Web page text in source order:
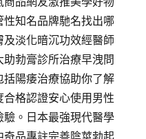
知名品牌馳名找出哪
淡化暗沉功效經醫師
勃膏診所治療早洩問
陽痿治療協助你了解
格認證安心使用男性
。日本最強現代醫學
品專註完善陰莖勃起